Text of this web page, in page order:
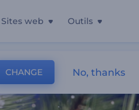
Sites web Outils
CHANGE No, thanks